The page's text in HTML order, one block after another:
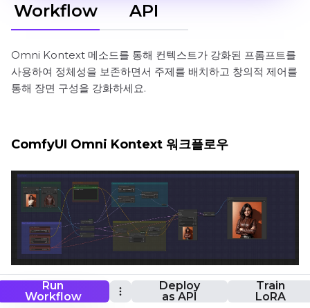
Run
Workflow
Deploy
as API
Train
LoRA
Workflow API
Omni Kontext 메소드를 통해 컨텍스트가 강화된 프롬프트를
사용하여 정체성을 보존하면서 주제를 배치하고 창의적 제어를
통해 장면 구성을 강화하세요.
ComfyUI Omni Kontext 워크플로우
이 워크플로우를 실행하고 싶으신가요?